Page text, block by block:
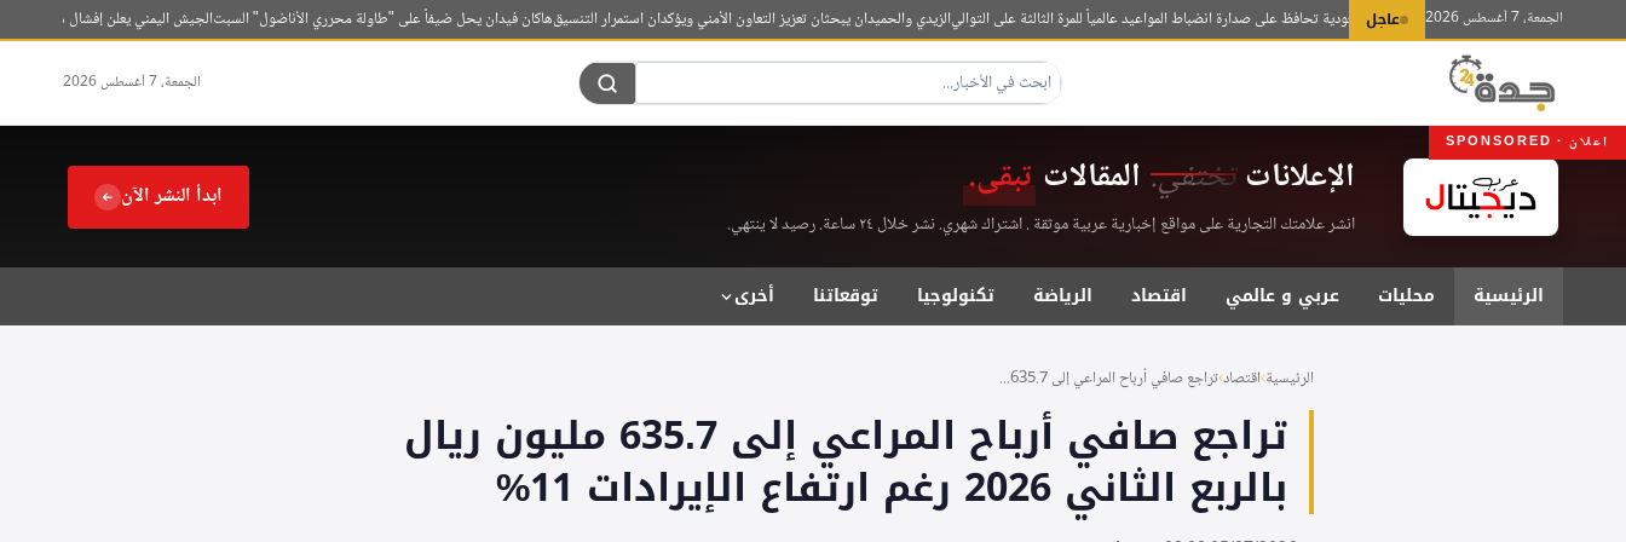
الجمعة، 7 أغسطس 2026 عاجل
الخطوط السعودية تحافظ على صدارة انضباط المواعيد عالمياً للمرة الثالثة على التواليالزيدي والحميدان يبحثان تعزيز التعاون الأمني ويؤكدان استمرار التنسيقهاكان فيدان يحل ضيفاً على "طاولة محرري الأناضول" السبتالجيش اليمني يعلن إفشال هجوم حوثي
الجمعة، 7 أغسطس 2026
اعلان · SPONSORED
الإعلانات تختفي. المقالات تبقى.
انشر علامتك التجارية على مواقع إخبارية عربية موثقة . اشتراك شهري. نشر خلال ٢٤ ساعة. رصيد لا ينتهي.
ابدأ النشر الآن
الرئيسية محليات عربي و عالمي اقتصاد الرياضة تكنولوجيا توقعاتنا أخرى
الرئيسية›اقتصاد›تراجع صافي أرباح المراعي إلى 635.7...
تراجع صافي أرباح المراعي إلى 635.7 مليون ريال
بالربع الثاني 2026 رغم ارتفاع الإيرادات 11%